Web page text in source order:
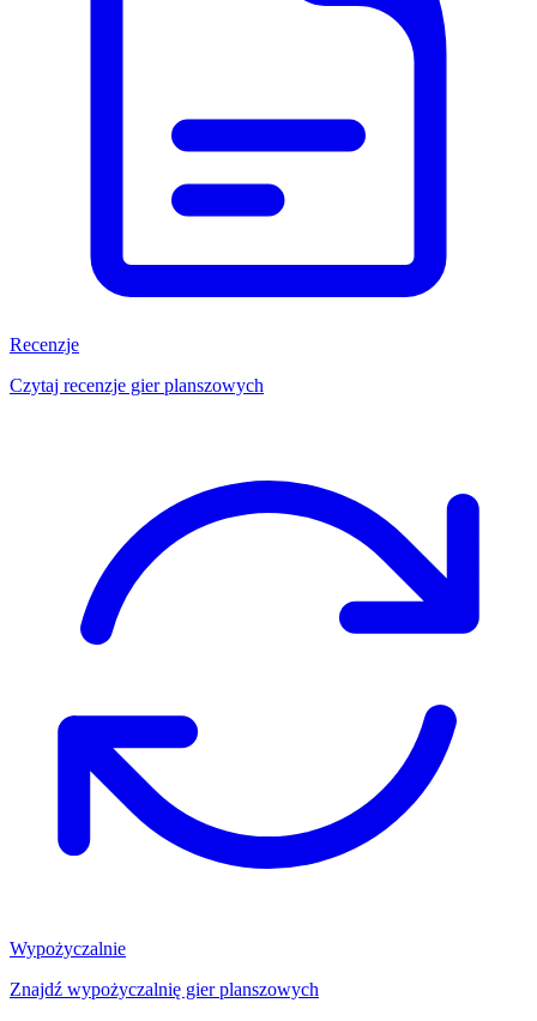
Recenzje
Czytaj recenzje gier planszowych
Wypożyczalnie
Znajdź wypożyczalnię gier planszowych